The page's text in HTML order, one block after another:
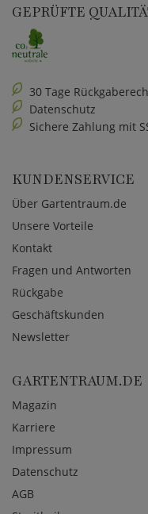
GEPRÜFTE
30 Tage
Datenschutz
Sichere Zahlung mit
KUNDENSERVICE
Über Gartentraum.de
Unsere Vorteile
Kontakt
Fragen und Antworten
Rückgabe
Geschäftskunden
Newsletter
GARTENTRAUM.DE
Magazin
Karriere
Impressum
Datenschutz
AGB